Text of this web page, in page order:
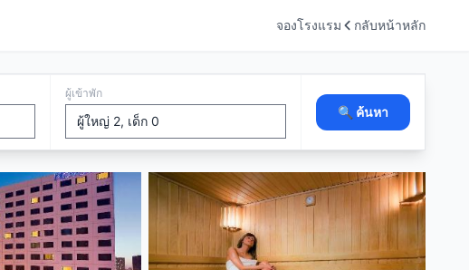
จองโรงแรม กลับหน้าหลัก
ผู้เข้าพัก
🔍 ค้นหา